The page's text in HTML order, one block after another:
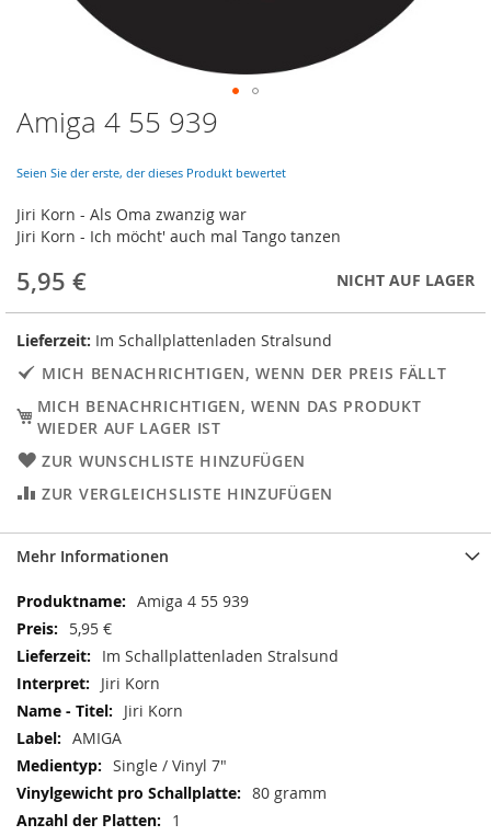
Skip
to
beginning
of
the
images
gallery
Amiga 4 55 939
Seien Sie der erste, der dieses Produkt bewertet
Jiri Korn - Als Oma zwanzig war
Jiri Korn - Ich möcht' auch mal Tango tanzen
5,95 € NICHT AUF LAGER
Lieferzeit: Im Schallplattenladen Stralsund
MICH BENACHRICHTIGEN, WENN DER PREIS FÄLLT
MICH BENACHRICHTIGEN, WENN DAS PRODUKT
WIEDER AUF LAGER IST
ZUR WUNSCHLISTE HINZUFÜGEN
ZUR VERGLEICHSLISTE HINZUFÜGEN
Mehr Informationen
Mehr
Informationen
Amiga 4 55 939
5,95 €
Im Schallplattenladen Stralsund
Jiri Korn
Jiri Korn
AMIGA
Single / Vinyl 7"
80 gramm
1